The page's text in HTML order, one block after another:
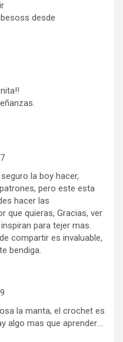
desde
la boy hacer,
pero este esta
hacer las
que quieras, Gracias, ver
para tejer mas.
compartir es invaluable,
bendiga.
la manta, el crochet es
algo mas que aprender….